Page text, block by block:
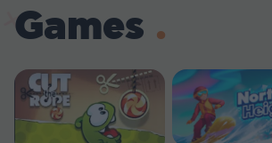
Games